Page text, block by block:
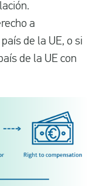
a
de la UE, o si
de la UE con